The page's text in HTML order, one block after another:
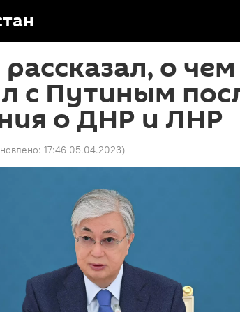
о чем
с Путиным
о ДНР и ЛНР
17:46 05.04.2023)